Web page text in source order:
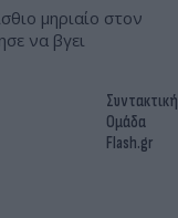
μηριαίο στον
να βγει
Συντακτική
Ομάδα
Flash.gr